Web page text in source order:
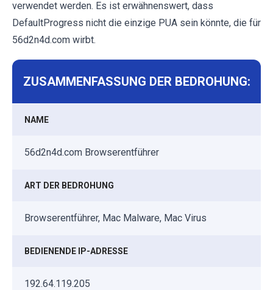
verwendet werden. Es ist erwähnenswert, dass
DefaultProgress nicht die einzige PUA sein könnte, die für
56d2n4d.com wirbt.
ZUSAMMENFASSUNG DER BEDROHUNG:
NAME
56d2n4d.com Browserentführer
ART DER BEDROHUNG
Browserentführer, Mac Malware, Mac Virus
BEDIENENDE IP-ADRESSE
192.64.119.205